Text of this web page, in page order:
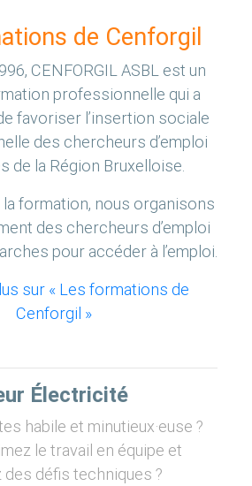
de Cenforgil
CENFORGIL ASBL est un
professionnelle qui a
favoriser l’insertion sociale
des chercheurs d’emploi
de la Région Bruxelloise.
la formation, nous organisons
des chercheurs d’emploi
pour accéder à l’emploi.
sur « Les formations de
Cenforgil »
Électricité
habile et minutieux·euse ?
le travail en équipe et
des défis techniques ?